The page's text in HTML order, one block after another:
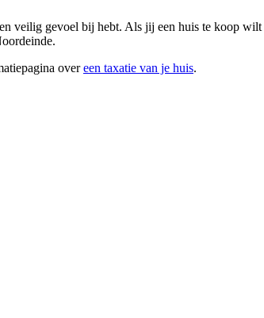
gevoel bij hebt. Als jij een huis te koop wilt
overeen taxatie van je huis.